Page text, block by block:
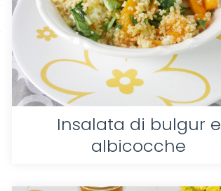
Insalata di bulgur e
albicocche